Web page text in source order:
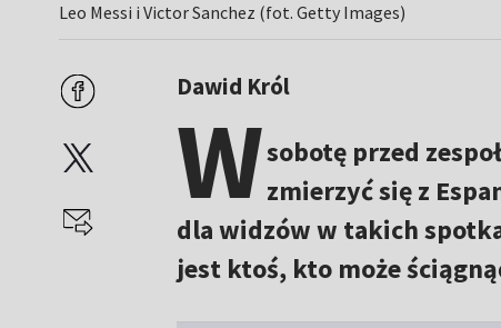
Leo Messi i Victor Sanchez (fot. Getty Images)
Dawid Król
Wsobotę przed
zmierzyć się z
dla widzów w takich
jest ktoś, kto może